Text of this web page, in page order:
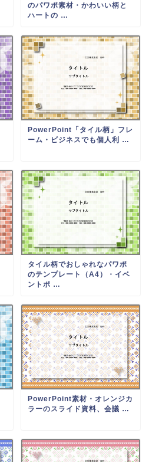
のパワポ素材・かわいい柄と
ハートの …
PowerPoint「タイル柄」フレ
ーム・ビジネスでも個人利 …
タイル柄でおしゃれなパワポ
のテンプレート（A4）・イベ
ントポ …
PowerPoint素材・オレンジカ
ラーのスライド資料、会議 …